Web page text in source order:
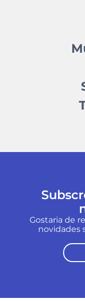
Gostaria de
novidades